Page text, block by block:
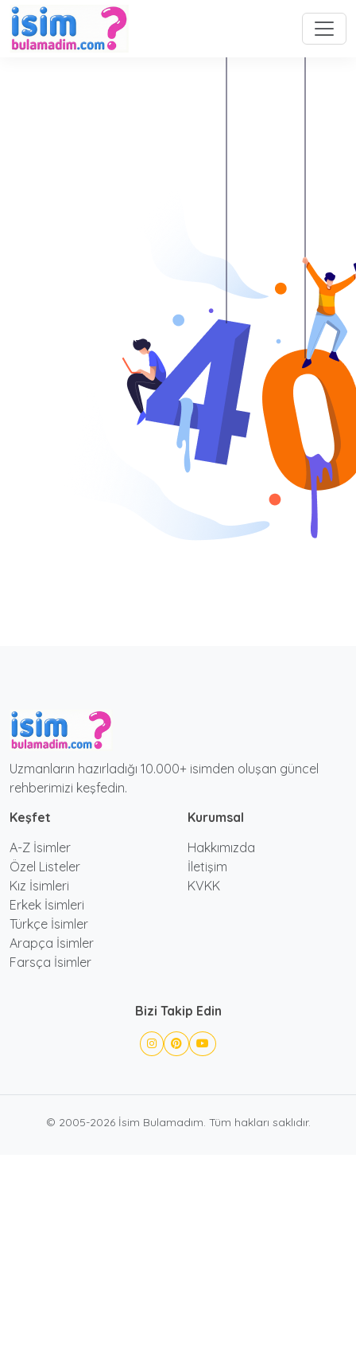
Uzmanların hazırladığı 10.000+ isimden oluşan güncel
rehberimizi keşfedin.
Keşfet
A-Z İsimler
Özel Listeler
Kız İsimleri
Erkek İsimleri
Türkçe İsimler
Arapça İsimler
Farsça İsimler
Kurumsal
Hakkımızda
İletişim
KVKK
Bizi Takip Edin
© 2005-2026 İsim Bulamadım. Tüm hakları saklıdır.